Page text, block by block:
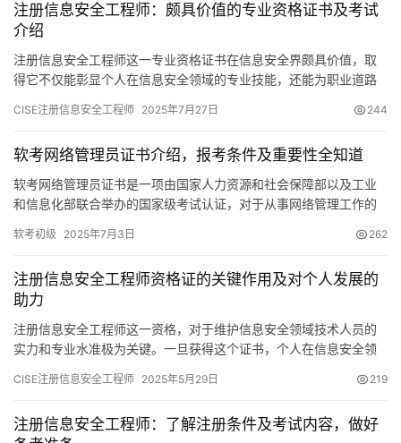
注册信息安全工程师：颇具价值的专业资格证书及考试
介绍
注册信息安全工程师这一专业资格证书在信息安全界颇具价值，取
得它不仅能彰显个人在信息安全领域的专业技能，还能为职业道路
CISE注册信息安全工程师 2025年7月27日 244
软考网络管理员证书介绍，报考条件及重要性全知道
软考网络管理员证书是一项由国家人力资源和社会保障部以及工业
和信息化部联合举办的国家级考试认证，对于从事网络管理工作的
软考初级 2025年7月3日 262
注册信息安全工程师资格证的关键作用及对个人发展的
助力
注册信息安全工程师这一资格，对于维护信息安全领域技术人员的
实力和专业水准极为关键。一旦获得这个证书，个人在信息安全领
明。
CISE注册信息安全工程师 2025年5月29日 219
注册信息安全工程师：了解注册条件及考试内容，做好